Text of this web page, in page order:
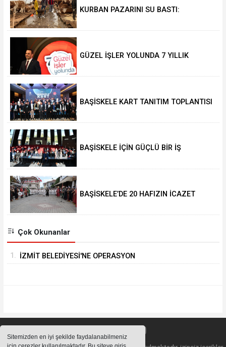
Sitemizden en iyi şekilde faydalanabilmeniz
KURBAN PAZARINI SU BASTI:
GÜZEL İŞLER YOLUNDA 7 YILLIK
BAŞİSKELE KART TANITIM TOPLANTISI
BAŞİSKELE İÇİN GÜÇLÜ BİR İŞ
BAŞİSKELE’DE 20 HAFIZIN İCAZET
Çok Okunanlar
1. İZMİT BELEDİYESİ'NE OPERASYON